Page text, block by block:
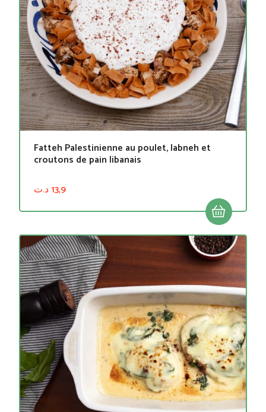
Fatteh Palestinienne au poulet, labneh et
croutons de pain libanais
13,9د.ت